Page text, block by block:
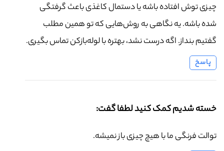
چیزی توش افتاده باشه یا دستمال کاغذی باعث گرفتگی
شده باشه. یه نگاهی به روش‌هایی که تو همین مطلب
گفتیم بنداز. اگه درست نشد، بهتره با لوله‌بازکن تماس بگیری.
پاسخ
خسته شدیم کمک کنید لطفا گفت:
توالت فرنگی ما با هیچ چیزی باز نمیشه.